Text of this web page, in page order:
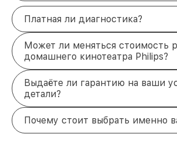
Платная ли диагностика?
Может ли меняться стоимость
домашнего кинотеатра Philips?
Выдаёте ли гарантию на ваши
детали?
Почему стоит выбрать именно